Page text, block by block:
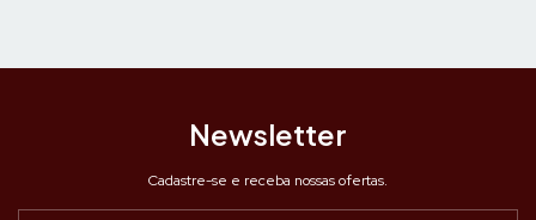
Newsletter
Cadastre-se e receba nossas ofertas.